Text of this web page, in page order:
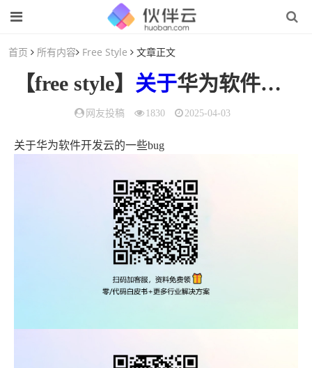
首页 所有内容 Free Style 文章正文
【free style】 关于华为软件开发云的一些使用优点和槽点以及对比其他云的使用心得
网友投稿 1830 2025-04-03
关于华为软件开发云的一些bug